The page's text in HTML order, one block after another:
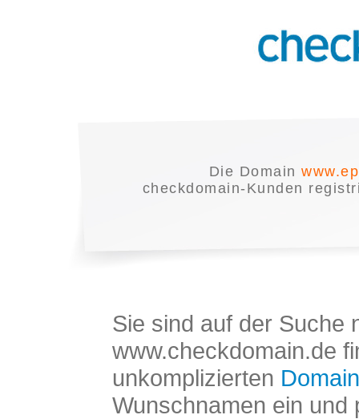
Die Domain
checkdomain-Kunden
Sie sind auf der Suche
www.checkdomain.de
unkomplizierten
Wunschnamen ein und